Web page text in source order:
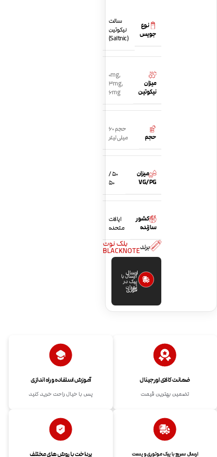
نوع
جویس
سالت
نیکوتین
(Saltnic)
میزان
نیکوتین
0mg,
3mg,
6mg
حجم
حجم 60
میلی لیتر
میزان
VG/PG
50 /
50
کشور
سازنده
ایالات
متحده
برند بلک نوت
BLACKNOTE
ارسال
فوری
ارسال با
پیک در
تهران
ضمانت کالای اورجینال
تضمین بهترین قیمت
آموزش استفاده و راه اندازی
پس با خیال راحت خرید کنید
ارسال سریع با پیک موتوری و پست پرداخت با روش های مختلف